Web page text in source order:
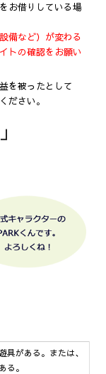
お借りしている場
備など）が変わる
トの確認をお願い
を被ったとして
ださい。
具がある。または、
る。